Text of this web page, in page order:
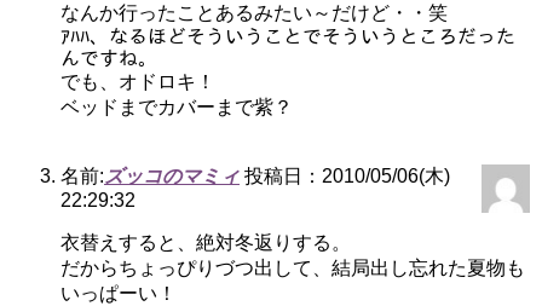
なんか行ったことあるみたい～だけど・・笑
ｱﾊﾊ、なるほどそういうことでそういうところだった
んですね。
でも、オドロキ！
ベッドまでカバーまで紫？
名前: ズッコのマミィ 投稿日：2010/05/06(木)
22:29:32
衣替えすると、絶対冬返りする。
だからちょっぴりづつ出して、結局出し忘れた夏物も
いっぱーい！